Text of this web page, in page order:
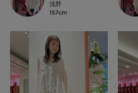
浅野
157cm